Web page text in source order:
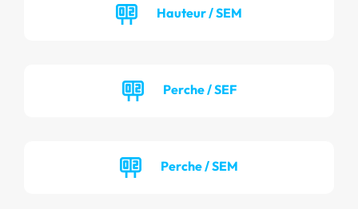
Hauteur / SEM
Perche / SEF
Perche / SEM